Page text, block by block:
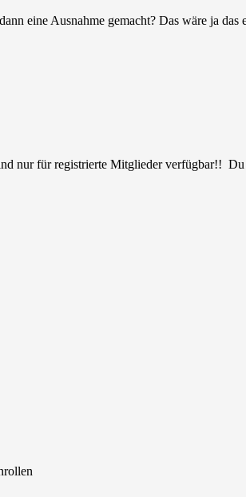
eine Ausnahme gemacht? Das wäre ja das
nur für registrierte Mitglieder verfügbar!!